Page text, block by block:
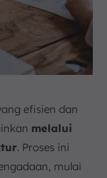
efisien dan
melalui
. Proses ini
mulai